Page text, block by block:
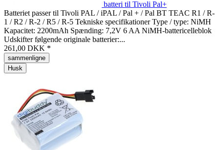
batteri til Tivoli Pal+
Batteriet passer til Tivoli PAL / iPAL / Pal + / Pal BT TEAC R1 / R-
1 / R2 / R-2 / R5 / R-5 Tekniske specifikationer Type / type: NiMH
Kapacitet: 2200mAh Spænding: 7,2V 6 AA NiMH-battericelleblok
Udskifter følgende originale batterier:...
261,00 DKK *
sammenligne
Husk